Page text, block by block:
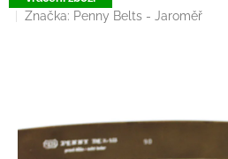
hodnocení
produktu
Značka: Penny Belts - Jaroměř